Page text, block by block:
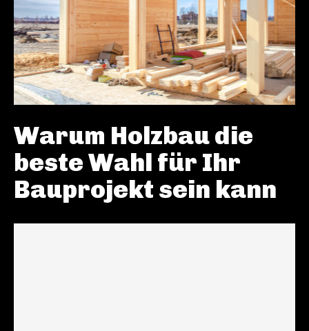
Warum Holzbau die
beste Wahl für Ihr
Bauprojekt sein kann